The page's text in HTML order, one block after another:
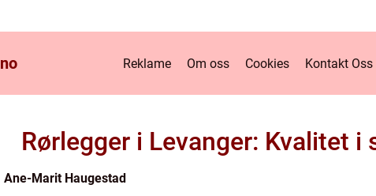
no Reklame Om oss Cookies Kontakt Oss
Rørlegger i Levanger: Kvalitet i
Ane-Marit Haugestad